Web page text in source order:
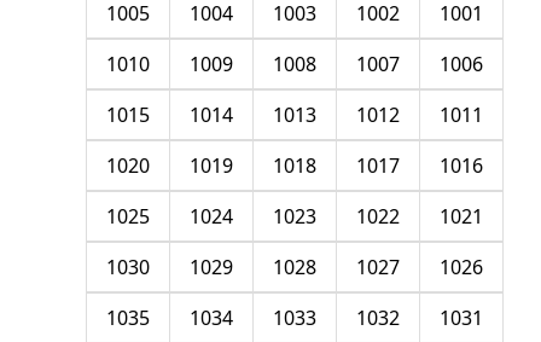
1001
1002
1003
1004
1005
1006
1007
1008
1009
1010
1011
1012
1013
1014
1015
1016
1017
1018
1019
1020
1021
1022
1023
1024
1025
1026
1027
1028
1029
1030
1031
1032
1033
1034
1035